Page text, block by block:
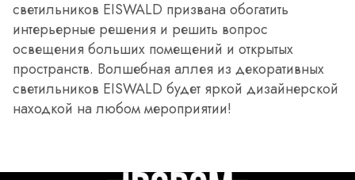
светильников EISWALD призвана обогатить
интерьерные решения и решить вопрос
освещения больших помещений и открытых
пространств. Волшебная аллея из декоративных
светильников EISWALD будет яркой дизайнерской
находкой на любом мероприятии!